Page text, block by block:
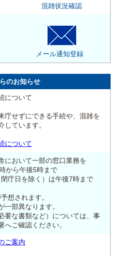
混雑状況確認
メール通知登録
のお知らせ
について
せずにできる手続や、混雑を
しています。
について
において一部の窓口業務を
から午後5時まで
庁日を除く）は午後7時まで
想されます。
部異なります。
要な書類など）については、事
ご確認ください。
ご案内